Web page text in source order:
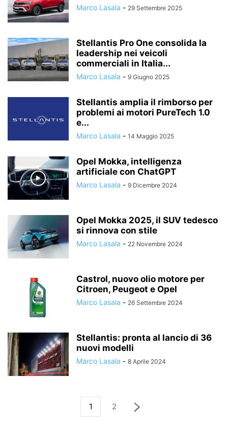
Marco Lasala - 29 Settembre 2025
Stellantis Pro One consolida la
leadership nei veicoli
commerciali in Italia...
Marco Lasala - 9 Giugno 2025
Stellantis amplia il rimborso per
problemi ai motori PureTech 1.0
e...
Marco Lasala - 14 Maggio 2025
Opel Mokka, intelligenza
artificiale con ChatGPT
Marco Lasala - 9 Dicembre 2024
Opel Mokka 2025, il SUV tedesco
si rinnova con stile
Marco Lasala - 22 Novembre 2024
Castrol, nuovo olio motore per
Citroen, Peugeot e Opel
Marco Lasala - 26 Settembre 2024
Stellantis: pronta al lancio di 36
nuovi modelli
Marco Lasala - 8 Aprile 2024
1 2